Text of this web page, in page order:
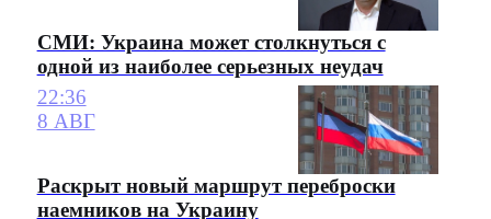
СМИ: Украина может столкнуться с
одной из наиболее серьезных неудач
22:36
8 АВГ
Раскрыт новый маршрут переброски
наемников на Украину